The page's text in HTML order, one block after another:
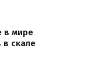
в мире
скале